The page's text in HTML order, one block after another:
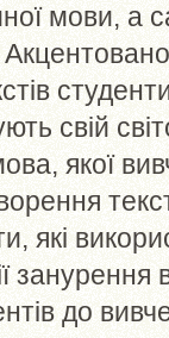
мови, а
свій
якої
які
до